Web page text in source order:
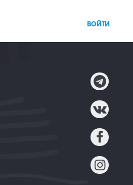
войти